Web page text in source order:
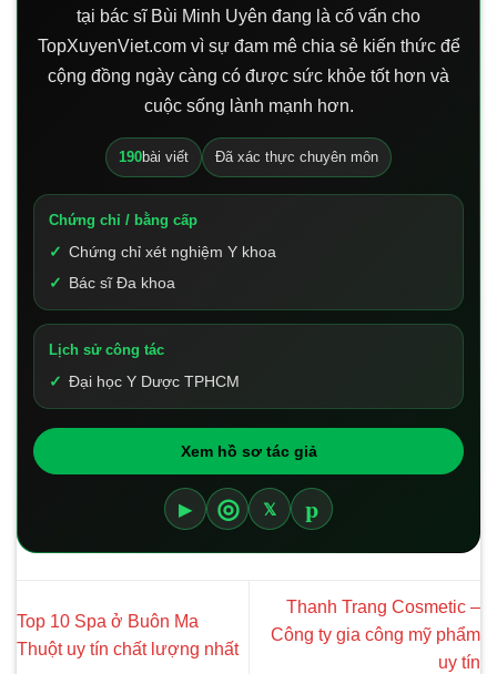
tại bác sĩ Bùi Minh Uyên đang là cố vấn cho
TopXuyenViet.com vì sự đam mê chia sẻ kiến thức để
cộng đồng ngày càng có được sức khỏe tốt hơn và
cuộc sống lành mạnh hơn.
190bài viết Đã xác thực chuyên môn
Chứng chỉ / bằng cấp
Chứng chỉ xét nghiệm Y khoa
Bác sĩ Đa khoa
Lịch sử công tác
Đại học Y Dược TPHCM
Xem hồ sơ tác giả
▶ ◎ 𝕏 p
Top 10 Spa ở Buôn Ma
Thuột uy tín chất lượng nhất
Thanh Trang Cosmetic –
Công ty gia công mỹ phẩm
uy tín